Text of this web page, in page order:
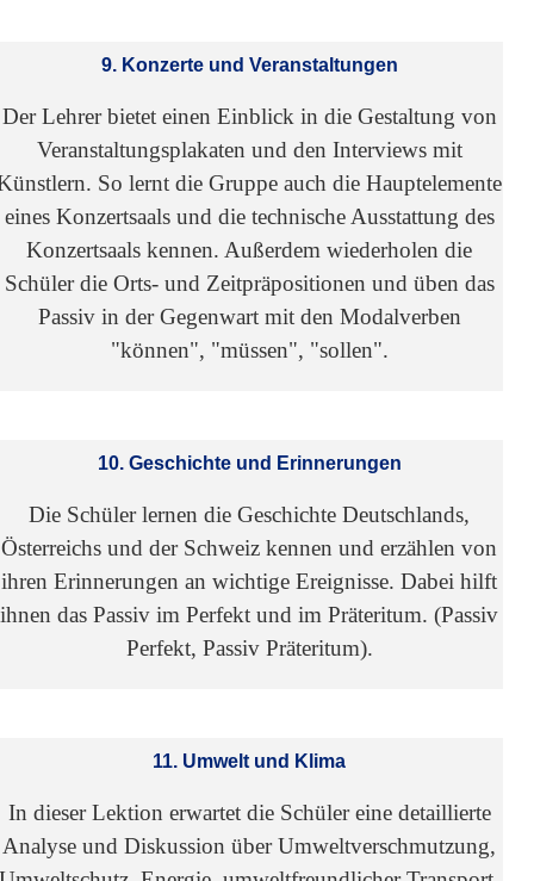
9. Konzerte und Veranstaltungen
Der Lehrer bietet einen Einblick in die Gestaltung von
Veranstaltungsplakaten und den Interviews mit
So lernt die Gruppe auch die Hauptelemente
eines Konzertsaals und die technische Ausstattung des
Konzertsaals kennen. Außerdem wiederholen die
Schüler die Orts- und Zeitpräpositionen und üben das
Passiv in der Gegenwart mit den Modalverben
"können", "müssen", "sollen".
10. Geschichte und Erinnerungen
Die Schüler lernen die Geschichte Deutschlands,
Österreichs und der Schweiz kennen und erzählen von
ihren Erinnerungen an wichtige Ereignisse. Dabei hilft
ihnen das Passiv im Perfekt und im Präteritum. (Passiv
Perfekt, Passiv Präteritum).
11. Umwelt und Klima
In dieser Lektion erwartet die Schüler eine detaillierte
Analyse und Diskussion über Umweltverschmutzung,